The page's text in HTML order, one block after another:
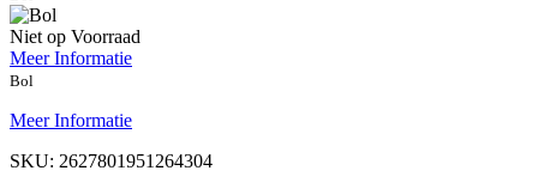
Niet op Voorraad
Meer Informatie
Bol
Meer Informatie
SKU: 2627801951264304